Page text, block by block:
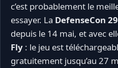
c’est probablement le
essayer. La DefenseCon
depuis le 14 mai, et avec
Fly : le jeu est
gratuitement jusqu’au 27